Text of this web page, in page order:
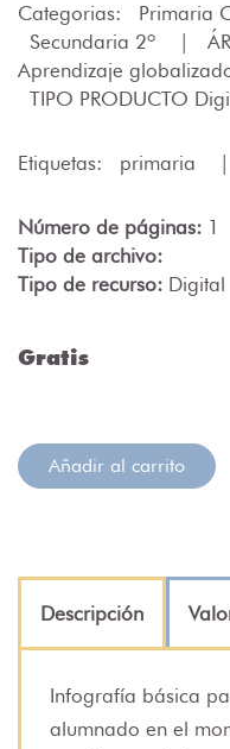
Categorias: Primaria
Secundaria 2º
Aprendizaje
TIPO PRODUCTO
Etiquetas: primaria
Número de páginas: 1
Tipo de archivo:
Tipo de recurso: Digital
Gratis
Añadir al carrito
Descripción
Infografía básica
alumnado en el